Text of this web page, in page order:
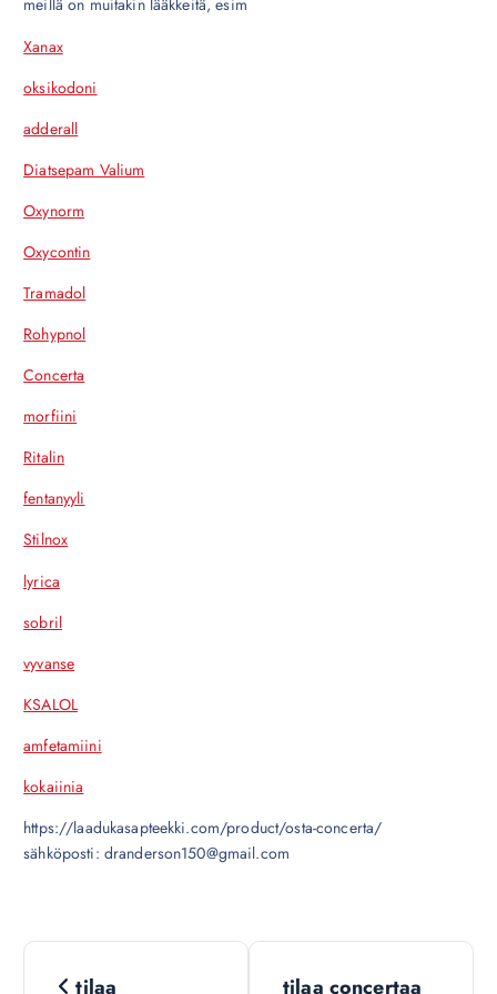
meillä on muitakin lääkkeitä, esim
Xanax
oksikodoni
adderall
Diatsepam Valium
Oxynorm
Oxycontin
Tramadol
Rohypnol
Concerta
morfiini
Ritalin
fentanyyli
Stilnox
lyrica
sobril
vyvanse
KSALOL
amfetamiini
kokaiinia
https://laadukasapteekki.com/product/osta-concerta/
sähköposti: dranderson150@gmail.com
N
tilaa
tilaa concertaa